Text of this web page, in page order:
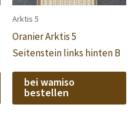
Arktis 5
Oranier Arktis 5
Seitenstein links hinten B
bei wamiso
bestellen